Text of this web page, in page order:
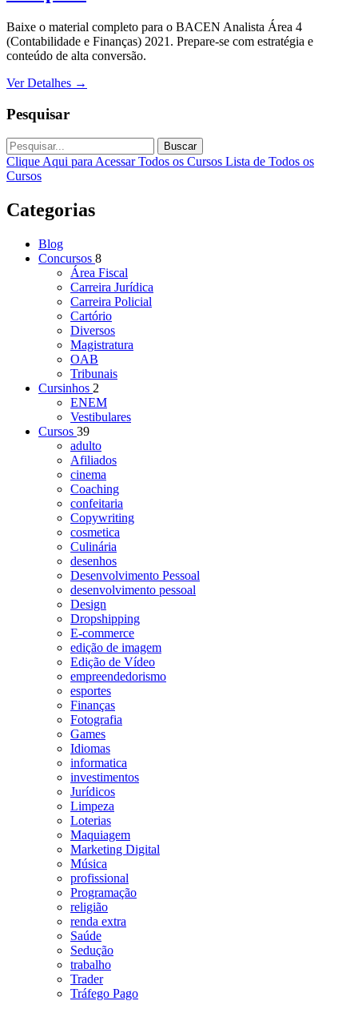
Baixe o material completo para o BACEN Analista Área 4
(Contabilidade e Finanças) 2021. Prepare-se com estratégia e
conteúdo de alta conversão.
Ver Detalhes →
Pesquisar
Buscar
Clique Aqui para Acessar Todos os Cursos Lista de Todos os
Cursos
Categorias
Blog
Concursos 8
Área Fiscal
Carreira Jurídica
Carreira Policial
Cartório
Diversos
Magistratura
OAB
Tribunais
Cursinhos 2
ENEM
Vestibulares
Cursos 39
adulto
Afiliados
cinema
Coaching
confeitaria
Copywriting
cosmetica
Culinária
desenhos
Desenvolvimento Pessoal
desenvolvimento pessoal
Design
Dropshipping
E-commerce
edição de imagem
Edição de Vídeo
empreendedorismo
esportes
Finanças
Fotografia
Games
Idiomas
informatica
investimentos
Jurídicos
Limpeza
Loterias
Maquiagem
Marketing Digital
Música
profissional
Programação
religião
renda extra
Saúde
Sedução
trabalho
Trader
Tráfego Pago